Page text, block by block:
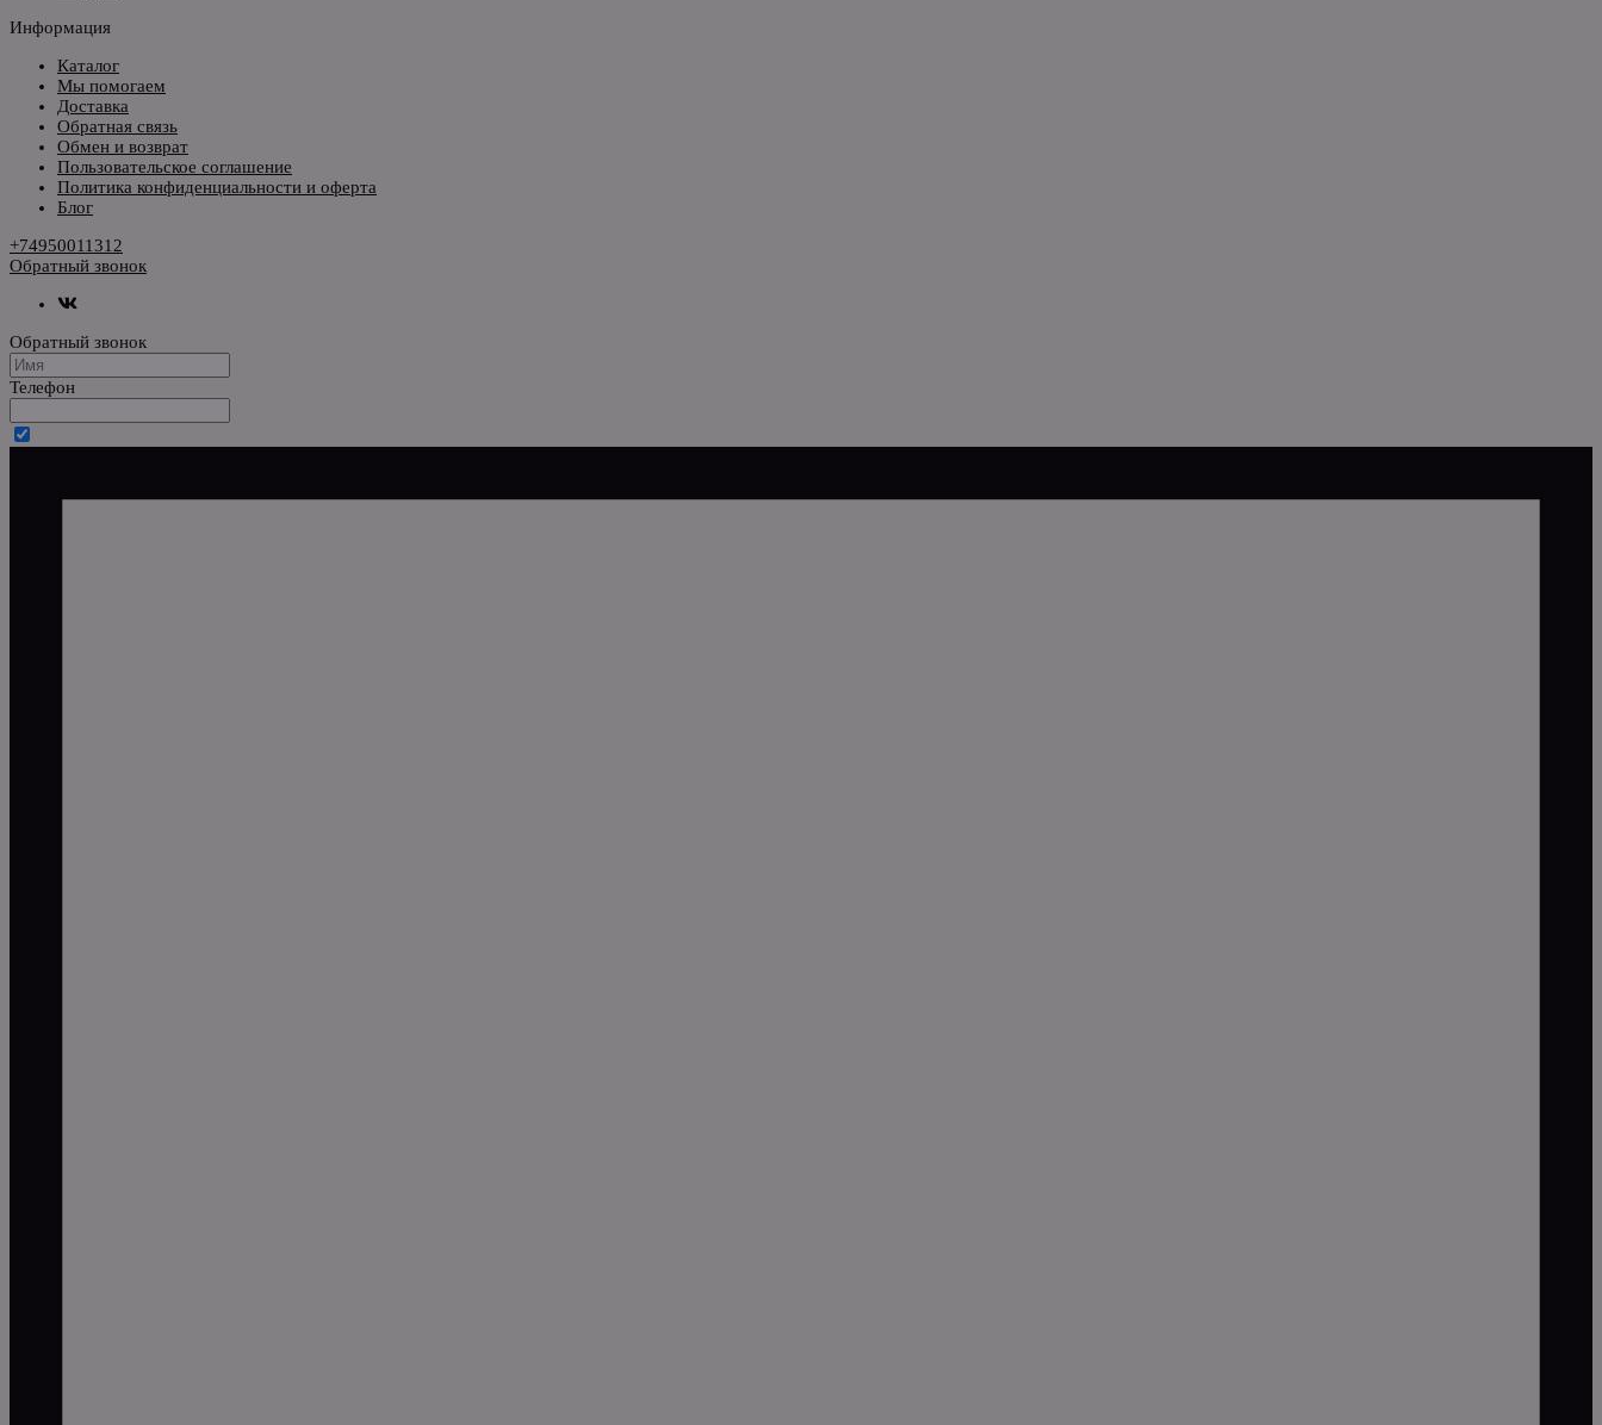
Информация
Каталог
Мы помогаем
Доставка
Обратная связь
Обмен и возврат
Пользовательское соглашение
Политика конфиденциальности и оферта
Блог
+74950011312
Обратный звонок
Обратный звонок
Телефон